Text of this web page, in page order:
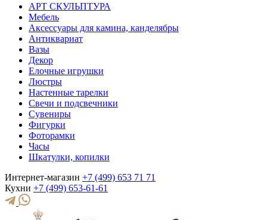
АРТ СКУЛЬПТУРА
Мебель
Аксессуары для камина, канделябры
Антиквариат
Вазы
Декор
Елочные игрушки
Люстры
Настенные тарелки
Свечи и подсвечники
Сувениры
Фигурки
Фоторамки
Часы
Шкатулки, копилки
Интернет-магазин +7 (499) 653 71 71
Кухни +7 (499) 653-61-61